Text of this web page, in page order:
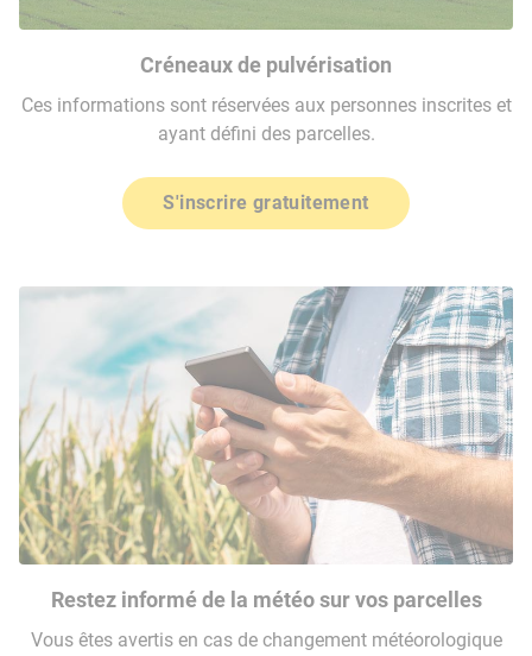
Créneaux de pulvérisation
Ces informations sont réservées aux personnes inscrites et
ayant défini des parcelles.
S'inscrire gratuitement
Restez informé de la météo sur vos parcelles
Vous êtes avertis en cas de changement météorologique